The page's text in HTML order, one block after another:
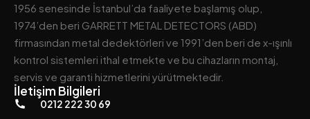
1956 senesinde İstanbul’da faaliyete başlamış olup,
1974’den beri GARRETT METAL DETECTORS (ABD)
firmasından metal dedektörleri ve 1991’den beri de x-ışınlı
kontrol sistemleri ithal etmekte ve bu cihazların montaj,
servis ve garanti hizmetlerini yürütmektedir.
İletişim Bilgileri
0212 222 30 69